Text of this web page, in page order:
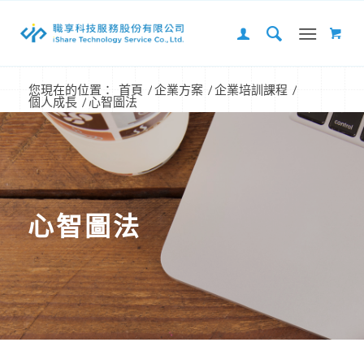
您現在的位置： 首頁 /企業方案 /企業培訓課程 /
個人成長 /心智圖法
心智圖法